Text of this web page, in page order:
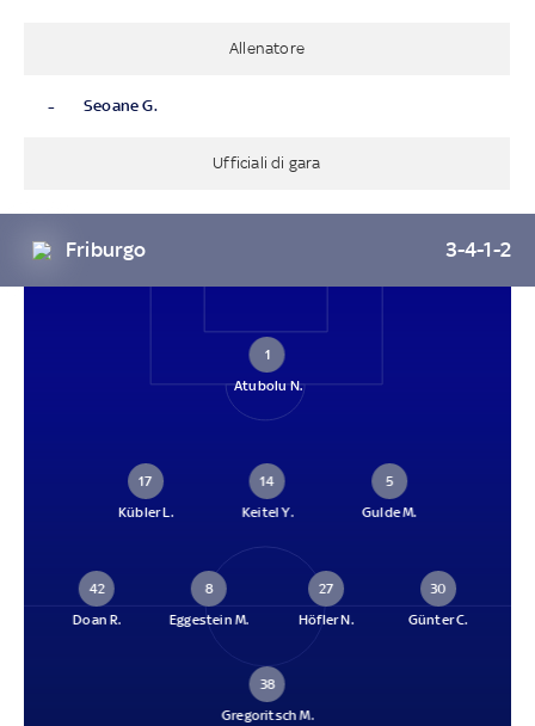
Allenatore
- Seoane G.
Ufficiali di gara
Friburgo 3-4-1-2
1
Atubolu N.
17
Kübler L.
14
Keitel Y.
5
Gulde M.
42
Doan R.
8
Eggestein M.
27
Höfler N.
30
Günter C.
38
Gregoritsch M.